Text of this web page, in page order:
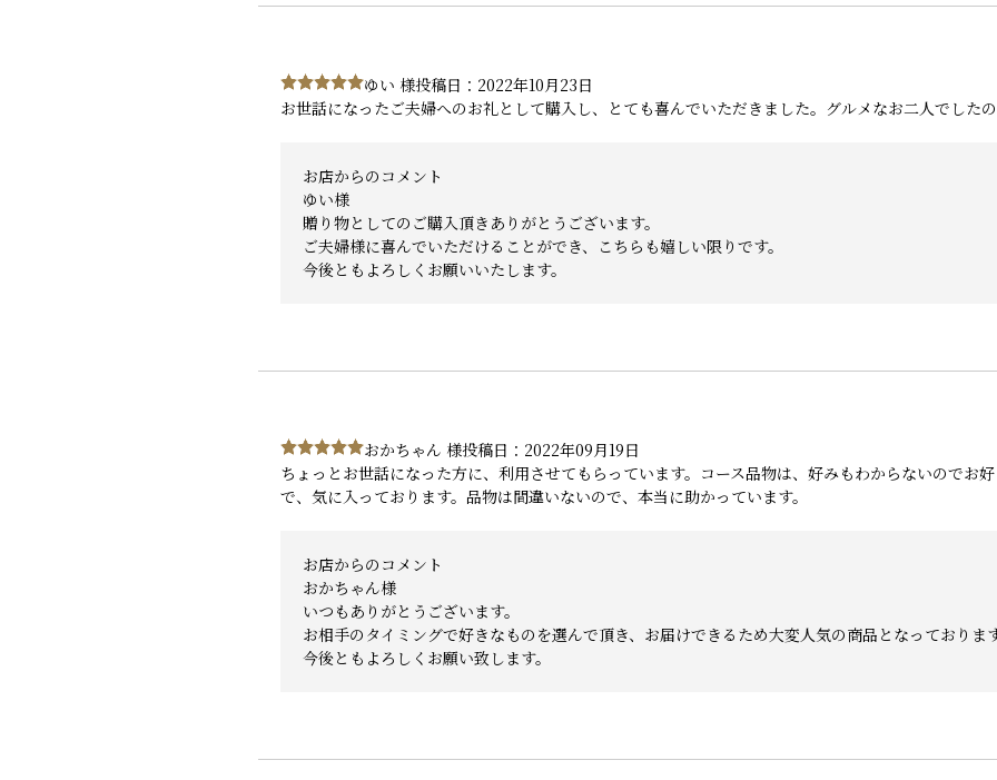
ゆい 様投稿日：2022年10月23日
お世話になったご夫婦へのお礼として購入し、とても喜んでいただきました。グルメなお二人でした
お店からのコメント
ゆい様
贈り物としてのご購入頂きありがとうございます。
ご夫婦様に喜んでいただけることができ、こちらも嬉しい限りです。
今後ともよろしくお願いいたします。
おかちゃん 様投稿日：2022年09月19日
ちょっとお世話になった方に、利用させてもらっています。コース品物は、好みもわからないのでお
で、気に入っております。品物は間違いないので、本当に助かっています。
お店からのコメント
おかちゃん様
いつもありがとうございます。
お相手のタイミングで好きなものを選んで頂き、お届けできるため大変人気の商品となっておりま
今後ともよろしくお願い致します。